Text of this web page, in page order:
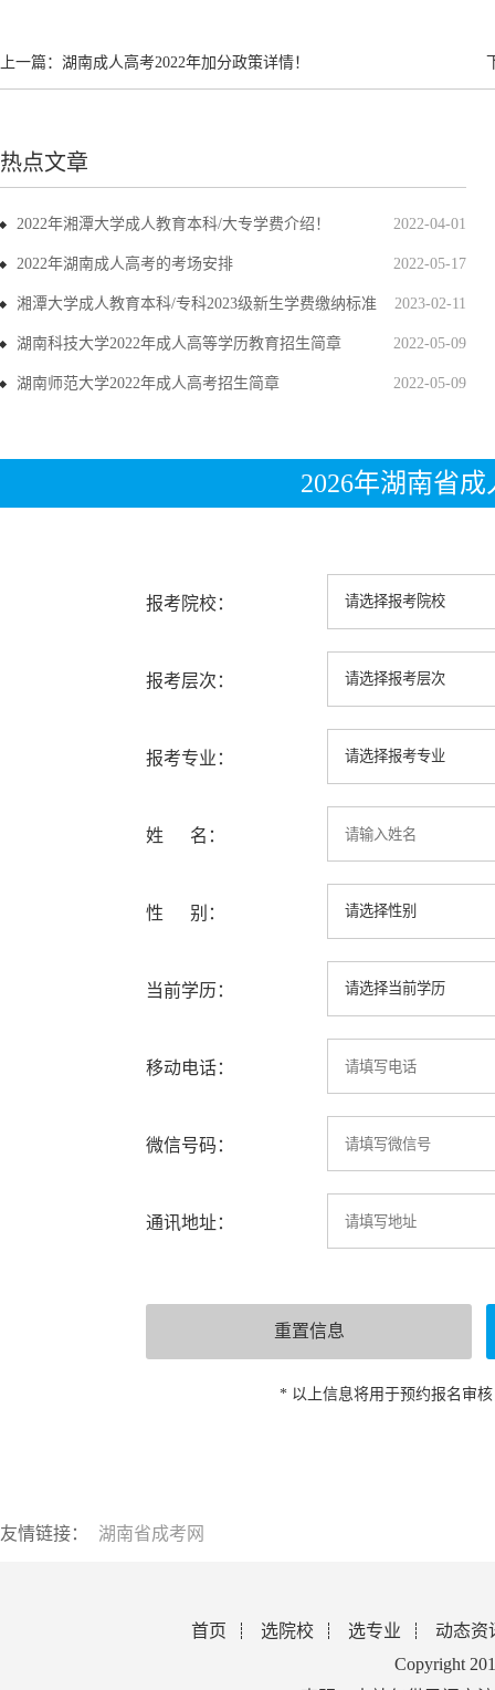
上一篇： 湖南成人高考2022年加分政策详情！
热点文章
2022-04-01
2022年湘潭大学成人教育本科/大专学费介绍！
2022-05-17
2022年湖南成人高考的考场安排
2023-02-11
湘潭大学成人教育本科/专科2023级新生学费缴纳标准
2022-05-09
湖南科技大学2022年成人高等学历教育招生简章
2022-05-09
湖南师范大学2022年成人高考招生简章
2026年湖南省
报考院校：
报考层次：
报考专业：
姓 名：
性 别：
当前学历：
移动电话：
微信号码：
通讯地址：
* 以上信息将用于预约报名审
友情链接： 湖南省成考网
首页 选院校 选专业
动态资
Copyright